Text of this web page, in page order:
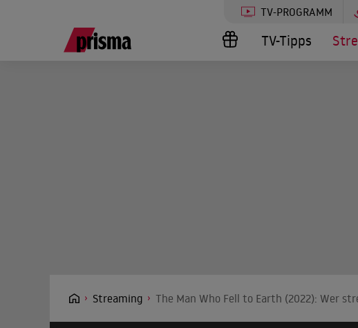
TV-PROGRAMM
TV-Tipps
Streaming The Man Who Fell to Earth (2022): Wer